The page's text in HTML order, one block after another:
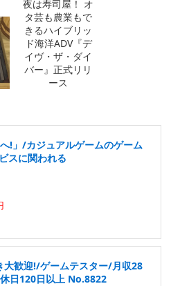
!」/カジュアルゲームのゲーム
スに関われる
大歓迎!/ゲームテスター/月収28
日120日以上 No.8822